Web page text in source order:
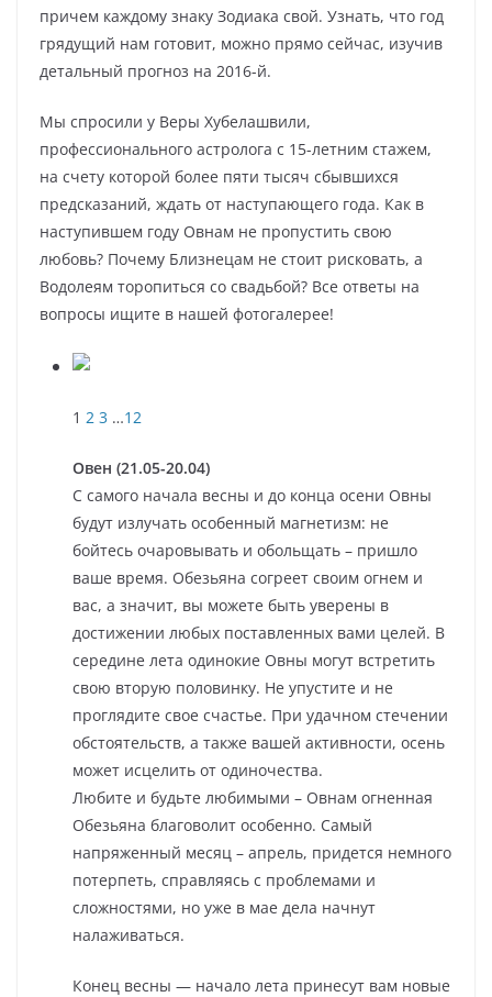
причем каждому знаку Зодиака свой. Узнать, что год
грядущий нам готовит, можно прямо сейчас, изучив
детальный прогноз на 2016-й.
Мы спросили у Веры Хубелашвили,
профессионального астролога с 15-летним стажем,
на счету которой более пяти тысяч сбывшихся
предсказаний, ждать от наступающего года. Как в
наступившем году Овнам не пропустить свою
любовь? Почему Близнецам не стоит рисковать, а
Водолеям торопиться со свадьбой? Все ответы на
вопросы ищите в нашей фотогалерее!
1 2 3 …12
Овен (21.05-20.04)
С самого начала весны и до конца осени Овны
будут излучать особенный магнетизм: не
бойтесь очаровывать и обольщать – пришло
ваше время. Обезьяна согреет своим огнем и
вас, а значит, вы можете быть уверены в
достижении любых поставленных вами целей. В
середине лета одинокие Овны могут встретить
свою вторую половинку. Не упустите и не
проглядите свое счастье. При удачном стечении
обстоятельств, а также вашей активности, осень
может исцелить от одиночества.
Любите и будьте любимыми – Овнам огненная
Обезьяна благоволит особенно. Самый
напряженный месяц – апрель, придется немного
потерпеть, справляясь с проблемами и
сложностями, но уже в мае дела начнут
налаживаться.
Конец весны — начало лета принесут вам новые